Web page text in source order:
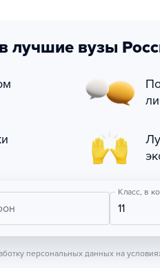
лучшие вузы
Класс, в
11
персональных данных на